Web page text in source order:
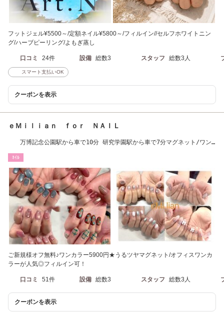
フットジェル¥5500～/定額ネイル¥5800～/フィルイン//セルフホワイトニン
グ/ハーブピーリング/よもぎ蒸し
口コミ 24件 設備 総数3 スタッフ 総数3人
スマート支払いOK
クーポンを表示
ｅＭｉｌｉａｎ ｆｏｒ ＮＡＩＬ
万博記念公園駅から車で10分 研究学園駅から車で7分マグネット/ワン
ﾈｲﾙ
ご新規様オフ無料♪ワンカラー5900円★うるツヤマグネット/オフィスワンカ
ラーが人気◎フィルイン可！
口コミ 51件 設備 総数3 スタッフ 総数3人
クーポンを表示